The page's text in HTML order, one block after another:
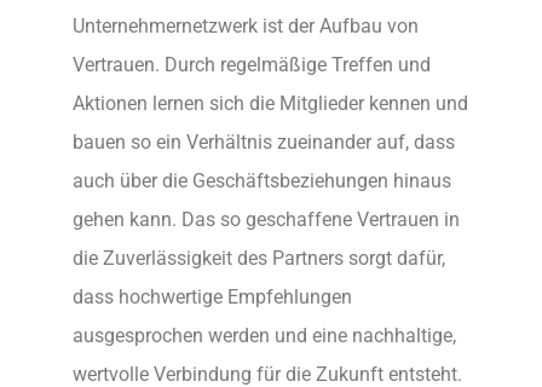
Unternehmernetzwerk ist der Aufbau von
Vertrauen. Durch regelmäßige Treffen und
Aktionen lernen sich die Mitglieder kennen und
bauen so ein Verhältnis zueinander auf, dass
auch über die Geschäftsbeziehungen hinaus
gehen kann. Das so geschaffene Vertrauen in
die Zuverlässigkeit des Partners sorgt dafür,
dass hochwertige Empfehlungen
ausgesprochen werden und eine nachhaltige,
wertvolle Verbindung für die Zukunft entsteht.